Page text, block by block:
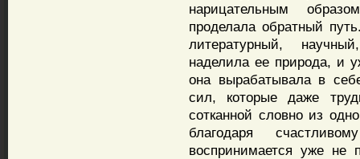
нарицательным
проделала обратный
литературный,
наделила ее природа, и
она вырабатывала в
сил, которые даже
сотканной словно из
благодаря
воспринимается уже не